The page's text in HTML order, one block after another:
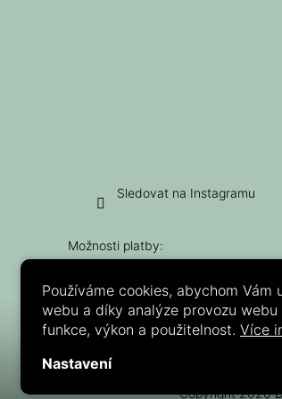
Používáme cookies, abychom Vám
webu a díky analýze provozu
funkce, výkon a použitelnost. Více
Nastavení
Sledovat na Instagramu
Možnosti platby:
Copyright 2026